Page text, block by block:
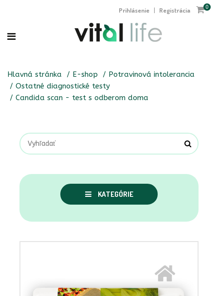
Prihlásenie | Registrácia 0
Hlavná stránka E-shop
Potravinová intolerancia
Ostatné diagnostické testy
Candida scan - test s odberom doma
KATEGÓRIE